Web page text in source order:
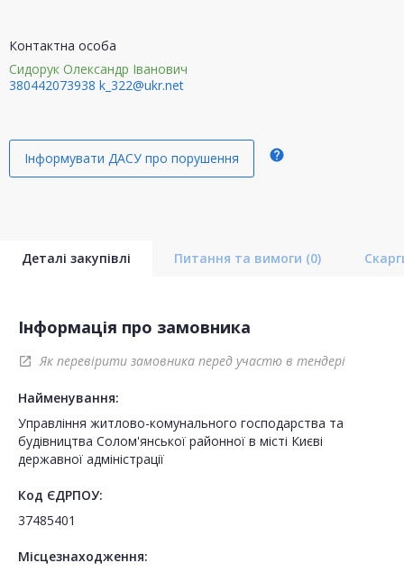
Контактна особа
Сидорук Олександр Іванович
380442073938 k_322@ukr.net
Інформувати ДАСУ про порушення help
Деталі закупівлі Питання та вимоги (0)
Інформація про замовника
open_in_new Як перевірити замовника перед участю в тендері
Найменування:
Управління житлово-комунального господарства та
будівництва Солом'янської районної в місті Києві
державної адміністрації
Код ЄДРПОУ:
37485401
Місцезнаходження: